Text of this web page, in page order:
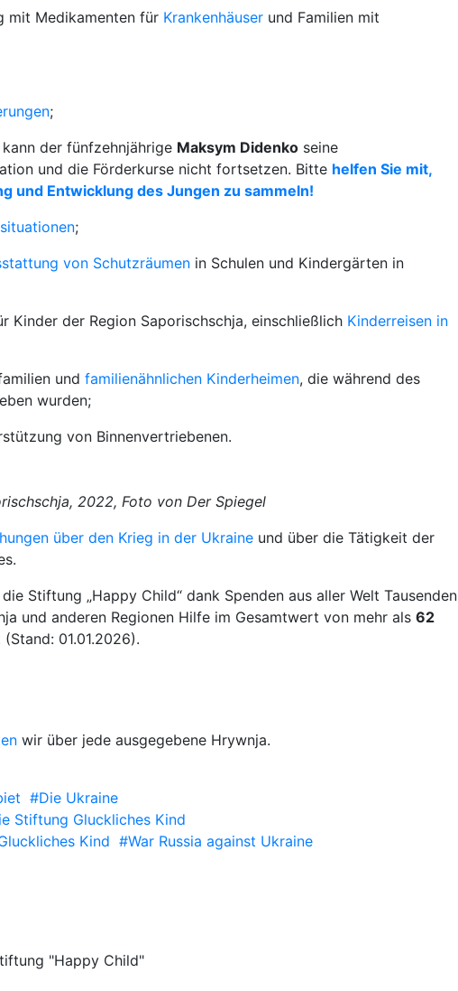
mit Medikamenten für Krankenhäuser und Familien mit
;
der fünfzehnjährige Maksym Didenko seine
und die Förderkurse nicht fortsetzen. Bitte helfen Sie mit,
und Entwicklung des Jungen zu sammeln!
;
von Schutzräumen in Schulen und Kindergärten in
Kinder der Region Saporischschja, einschließlich Kinderreisen in
und familienähnlichen Kinderheimen, die während des
wurden;
von Binnenvertriebenen.
2022, Foto von Der Spiegel
über den Krieg in der Ukraine und über die Tätigkeit der
Stiftung „Happy Child“ dank Spenden aus aller Welt Tausenden
und anderen Regionen Hilfe im Gesamtwert von mehr als 62
01.01.2026).
wir über jede ausgegebene Hrywnja.
#Die Ukraine
Stiftung Gluckliches Kind
Kind #War Russia against Ukraine
"Happy Child"